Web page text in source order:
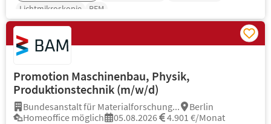
Lichtmikroskopie
REM
Promotion Maschinenbau, Physik,
Produktionstechnik (m/w/d)
Bundesanstalt für Materialforschung...
Berlin
Homeoffice möglich
05.08.2026 4.901 €/Monat